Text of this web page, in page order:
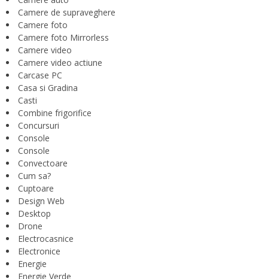
Camere de supraveghere
Camere foto
Camere foto Mirrorless
Camere video
Camere video actiune
Carcase PC
Casa si Gradina
Casti
Combine frigorifice
Concursuri
Console
Console
Convectoare
Cum sa?
Cuptoare
Design Web
Desktop
Drone
Electrocasnice
Electronice
Energie
Energie Verde